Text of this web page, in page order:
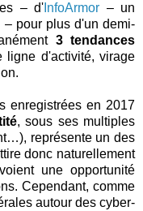
– d' InfoArmor – un
pour plus d'un demi-
3 tendances
ligne d'activité, virage
enregistrées en 2017
, sous ses multiples
représente un des
donc naturellement
une opportunité
Cependant, comme
autour des cyber-